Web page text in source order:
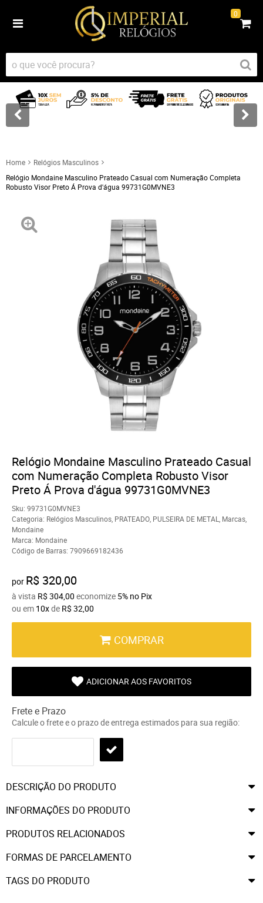
0
Home
Relógios Masculinos
Relógio Mondaine Masculino Prateado Casual com Numeração Completa
Robusto Visor Preto Á Prova d'água 99731G0MVNE3
Relógio Mondaine Masculino Prateado Casual
com Numeração Completa Robusto Visor
Preto Á Prova d'água 99731G0MVNE3
Sku: 99731G0MVNE3
Categoria: Relógios Masculinos PRATEADO PULSEIRA DE METAL Marcas
Mondaine
Marca: Mondaine
Código de Barras: 7909669182436
por R$ 320,00
à vista R$ 304,00 economize 5% no Pix
ou em 10xde R$ 32,00
COMPRAR
ADICIONAR AOS FAVORITOS
Frete e Prazo
Calcule o frete e o prazo de entrega estimados para sua região:
DESCRIÇÃO DO PRODUTO
INFORMAÇÕES DO PRODUTO
PRODUTOS RELACIONADOS
FORMAS DE PARCELAMENTO
TAGS DO PRODUTO